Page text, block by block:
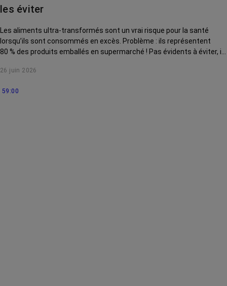
La vie autour
les éviter
Les aliments ultra-transformés sont un vrai risque pour la santé
lorsqu’ils sont consommés en excès. Problème : ils représentent
80 % des produits emballés en supermarché ! Pas évidents à éviter, ils
reconnaître et s'en passer.
26 juin 2026
59:00